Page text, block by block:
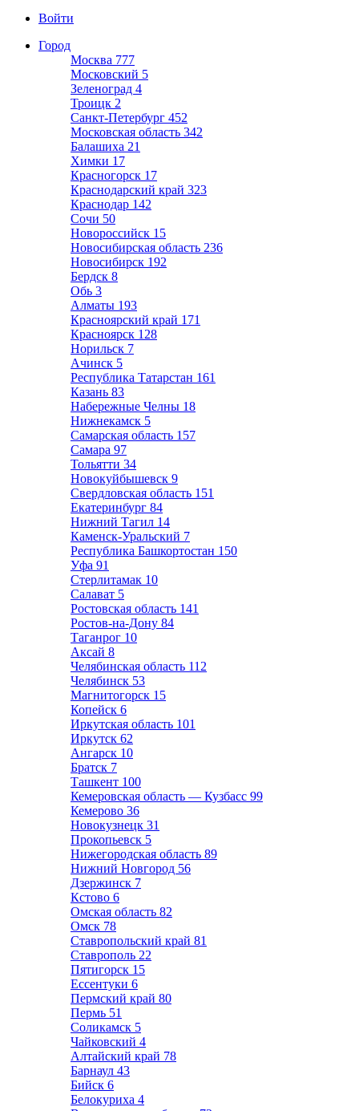
Войти
Город
Москва 777
Московский 5
Зеленоград 4
Троицк 2
Санкт-Петербург 452
Московская область 342
Балашиха 21
Химки 17
Красногорск 17
Краснодарский край 323
Краснодар 142
Сочи 50
Новороссийск 15
Новосибирская область 236
Новосибирск 192
Бердск 8
Обь 3
Алматы 193
Красноярский край 171
Красноярск 128
Норильск 7
Ачинск 5
Республика Татарстан 161
Казань 83
Набережные Челны 18
Нижнекамск 5
Самарская область 157
Самара 97
Тольятти 34
Новокуйбышевск 9
Свердловская область 151
Екатеринбург 84
Нижний Тагил 14
Каменск-Уральский 7
Республика Башкортостан 150
Уфа 91
Стерлитамак 10
Салават 5
Ростовская область 141
Ростов-на-Дону 84
Таганрог 10
Аксай 8
Челябинская область 112
Челябинск 53
Магнитогорск 15
Копейск 6
Иркутская область 101
Иркутск 62
Ангарск 10
Братск 7
Ташкент 100
Кемеровская область — Кузбасс 99
Кемерово 36
Новокузнецк 31
Прокопьевск 5
Нижегородская область 89
Нижний Новгород 56
Дзержинск 7
Кстово 6
Омская область 82
Омск 78
Ставропольский край 81
Ставрополь 22
Пятигорск 15
Ессентуки 6
Пермский край 80
Пермь 51
Соликамск 5
Чайковский 4
Алтайский край 78
Барнаул 43
Бийск 6
Белокуриха 4